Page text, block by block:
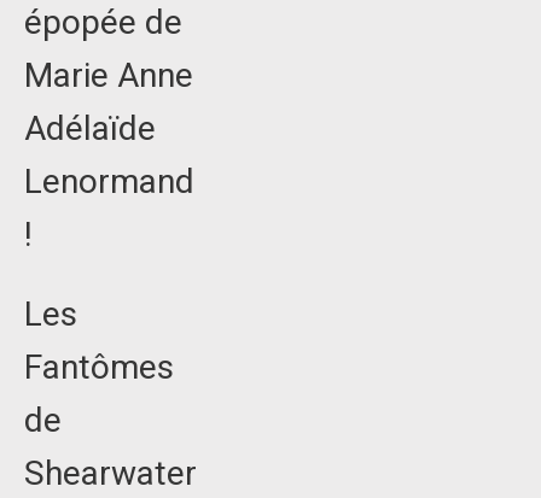
épopée de
Marie Anne
Adélaïde
Lenormand
!
Les
Fantômes
de
Shearwater